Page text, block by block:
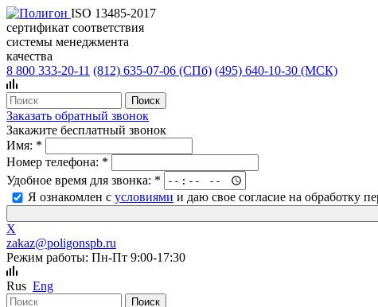
ISO 13485-2017
сертификат соответствия
системы менеджмента
качества
8 800 333-20-11 (812) 635-07-06 (СПб) (495) 640-10-30 (МСК)
Заказать обратный звонок
Закажите бесплатный звонок
Имя: *
Номер телефона: *
Удобное время для звонка: *
Я ознакомлен с условиями и даю свое согласие на обработку
X
zakaz@poligonspb.ru
Режим работы: Пн-Пт 9:00-17:30
Rus Eng